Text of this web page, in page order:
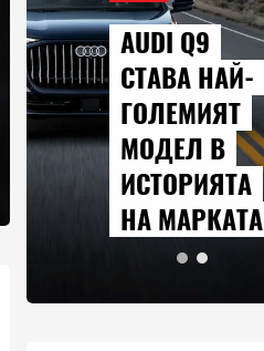
AUDI Q9
СТАВА НАЙ-
ГОЛЕМИЯТ
МОДЕЛ В
ИСТОРИЯТА
НА МАРКАТА